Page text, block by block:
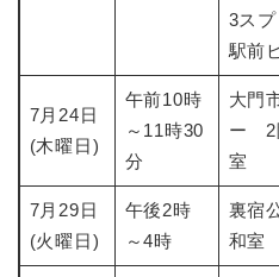
3ス
駅前
7月24日
(木曜日)
午前10時
～11時30
分
大門
ー 2
室
7月29日
(火曜日)
午後2時
～4時
裏宿
和室